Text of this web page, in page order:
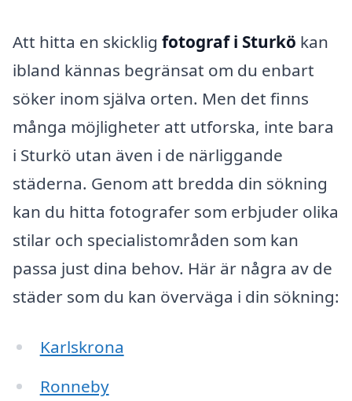
Att hitta en skicklig fotograf i Sturkö kan
ibland kännas begränsat om du enbart
söker inom själva orten. Men det finns
många möjligheter att utforska, inte bara
i Sturkö utan även i de närliggande
städerna. Genom att bredda din sökning
kan du hitta fotografer som erbjuder olika
stilar och specialistområden som kan
passa just dina behov. Här är några av de
städer som du kan överväga i din sökning:
Karlskrona
Ronneby